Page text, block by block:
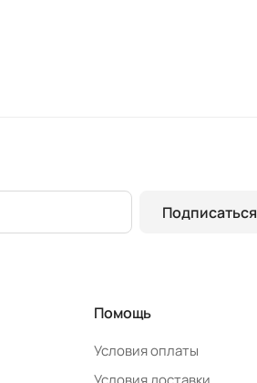
Подписаться
Помощь
Условия оплаты